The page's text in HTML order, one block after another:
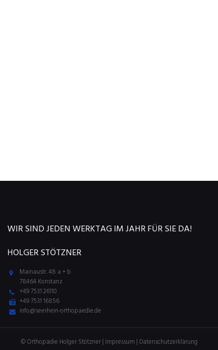
WIR SIND JEDEN WERKTAG IM JAHR FÜR SIE DA!
HOLGER STÖTZNER
Mainaustr. 48 a + b
78464 Konstanz
+49 7531 26110
+49 7531 16856
info@seerhein-orthopaedie.de
© Orthopädie Holger Stötzner | Impressum | Datenschutzerklärung